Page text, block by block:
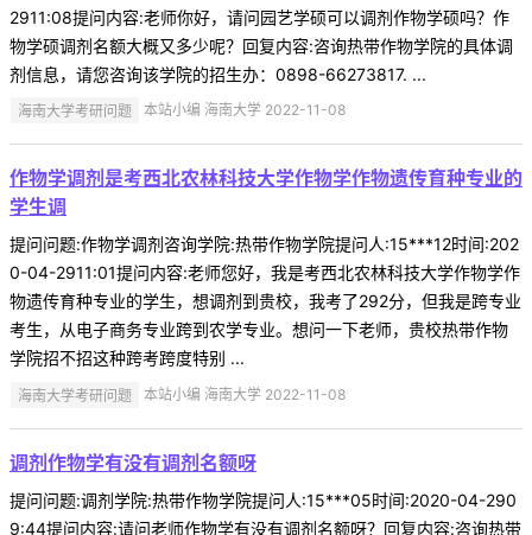
2911:08提问内容:老师你好，请问园艺学硕可以调剂作物学硕吗？作
物学硕调剂名额大概又多少呢？回复内容:咨询热带作物学院的具体调
剂信息，请您咨询该学院的招生办：0898-66273817. ...
海南大学考研问题 本站小编 海南大学 2022-11-08
作物学调剂是考西北农林科技大学作物学作物遗传育种专业的
学生调
提问问题:作物学调剂咨询学院:热带作物学院提问人:15***12时间:202
0-04-2911:01提问内容:老师您好，我是考西北农林科技大学作物学作
物遗传育种专业的学生，想调剂到贵校，我考了292分，但我是跨专业
考生，从电子商务专业跨到农学专业。想问一下老师，贵校热带作物
学院招不招这种跨考跨度特别 ...
海南大学考研问题 本站小编 海南大学 2022-11-08
调剂作物学有没有调剂名额呀
提问问题:调剂学院:热带作物学院提问人:15***05时间:2020-04-290
9:44提问内容:请问老师作物学有没有调剂名额呀？回复内容:咨询热带